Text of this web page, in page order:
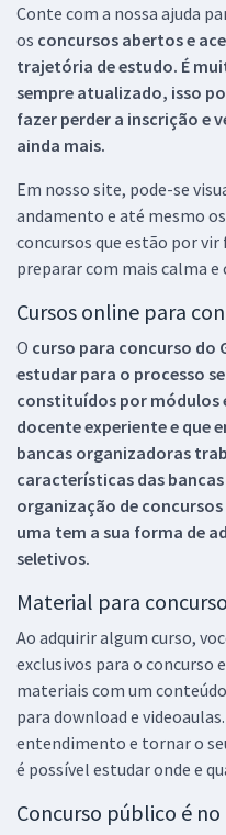
Conte com a nossa ajuda
os concursos abertos e
trajetória de estudo. É
sempre atualizado, isso
fazer perder a inscrição e
ainda mais.
Em nosso site, pode-se
andamento e até mesmo
concursos que estão por
preparar com mais calma
Cursos online para
O curso para concurso do
estudar para o processo
constituídos por módulos
docente experiente e que
bancas organizadoras
características das
organização de
uma tem a sua forma de
seletivos.
Material para concurso
Ao adquirir algum curso,
exclusivos para o concurso
materiais com um
para download e
entendimento e tornar o
é possível estudar onde e
Concurso público é no